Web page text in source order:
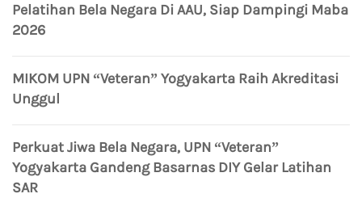
Pelatihan Bela Negara Di AAU, Siap Dampingi Maba
2026
MIKOM UPN “Veteran” Yogyakarta Raih Akreditasi
Unggul
Perkuat Jiwa Bela Negara, UPN “Veteran”
Yogyakarta Gandeng Basarnas DIY Gelar Latihan
SAR